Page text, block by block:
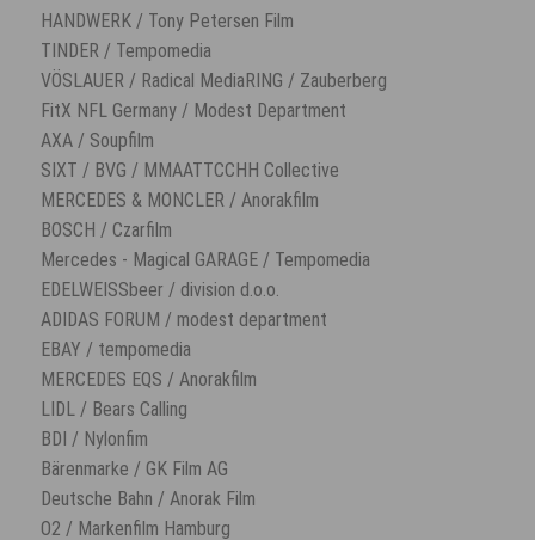
HANDWERK / Tony Petersen Film
TINDER / Tempomedia
VÖSLAUER / Radical MediaRING / Zauberberg
FitX NFL Germany / Modest Department
AXA / Soupfilm
SIXT / BVG / MMAATTCCHH Collective
MERCEDES & MONCLER / Anorakfilm
BOSCH / Czarfilm
Mercedes - Magical GARAGE / Tempomedia
EDELWEISSbeer / division d.o.o.
ADIDAS FORUM / modest department
EBAY / tempomedia
MERCEDES EQS / Anorakfilm
LIDL / Bears Calling
BDI / Nylonfim
Bärenmarke / GK Film AG
Deutsche Bahn / Anorak Film
O2 / Markenfilm Hamburg